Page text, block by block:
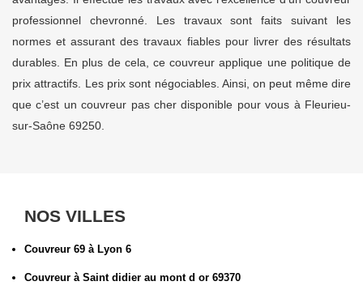
professionnel chevronné. Les travaux sont faits suivant les
normes et assurant des travaux fiables pour livrer des résultats
durables. En plus de cela, ce couvreur applique une politique de
prix attractifs. Les prix sont négociables. Ainsi, on peut même dire
que c’est un couvreur pas cher disponible pour vous à Fleurieu-
sur-Saône 69250.
NOS VILLES
Couvreur 69 à Lyon 6
Couvreur à Saint didier au mont d or 69370